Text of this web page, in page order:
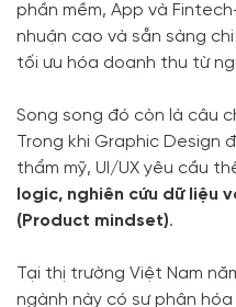
phần mềm, App và
nhuận cao và sẵn sàng
tối ưu hóa doanh thu từ
Song song đó còn là câu
Trong khi Graphic Design
thẩm mỹ, UI/UX yêu cầu
logic, nghiên cứu dữ liệu
(Product mindset).
Tại thị trường Việt Nam
ngành này có sự phân